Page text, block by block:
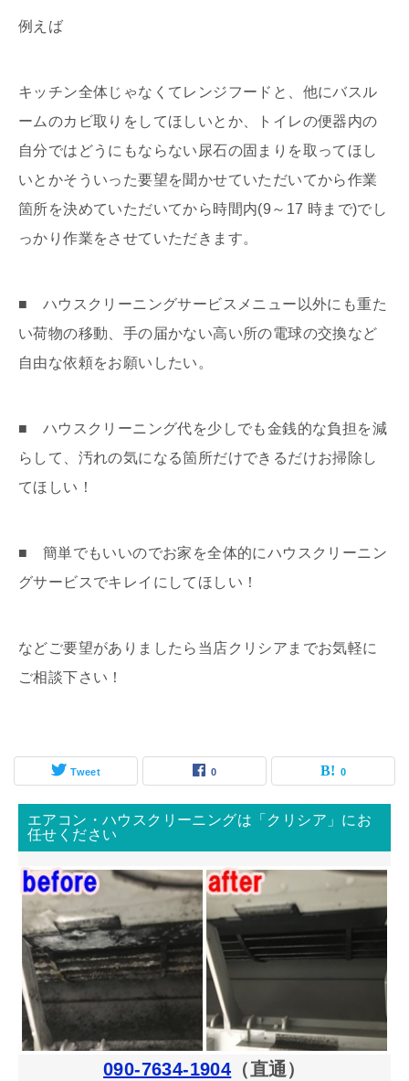
例えば
キッチン全体じゃなくてレンジフードと、他にバスル
ームのカビ取りをしてほしいとか、トイレの便器内の
自分ではどうにもならない尿石の固まりを取ってほし
いとかそういった要望を聞かせていただいてから作業
箇所を決めていただいてから時間内(9～17 時まで)でし
っかり作業をさせていただきます。
■ ハウスクリーニングサービスメニュー以外にも重た
い荷物の移動、手の届かない高い所の電球の交換など
自由な依頼をお願いしたい。
■ ハウスクリーニング代を少しでも金銭的な負担を減
らして、汚れの気になる箇所だけできるだけお掃除し
てほしい！
■ 簡単でもいいのでお家を全体的にハウスクリーニン
グサービスでキレイにしてほしい！
などご要望がありましたら当店クリシアまでお気軽に
ご相談下さい！
Tweet 0 0
エアコン・ハウスクリーニングは「クリシア」にお
任せください
090-7634-1904 （直通）